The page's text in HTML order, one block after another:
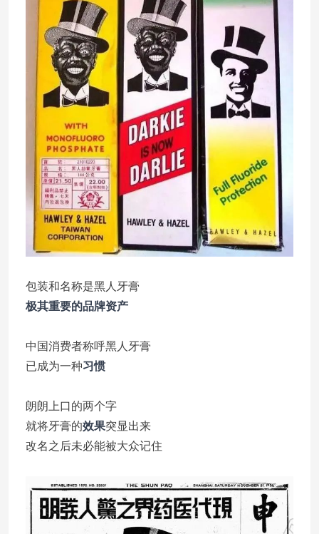
包装和名称是黑人牙膏
极其重要的品牌资产
中国消费者称呼黑人牙膏
已成为一种习惯
朗朗上口的两个字
就将牙膏的效果突显出来
改名之后未必能被大众记住